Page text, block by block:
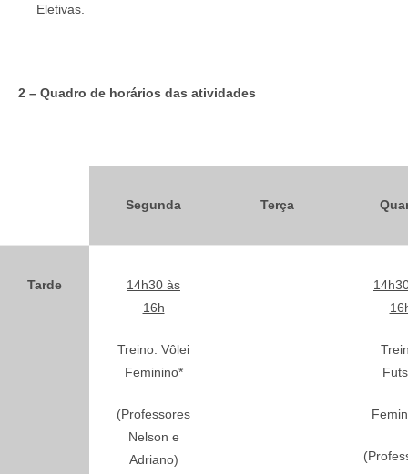
Eletivas.
2 – Quadro de horários das atividades
Segunda Terça
Tarde
14h30 às
16h
Treino: Vôlei
Feminino*
(Professores
Nelson e
Adriano)